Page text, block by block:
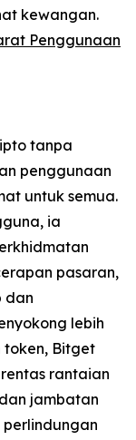
kewangan.
Penggunaan
tanpa
penggunaan
untuk semua.
ia
pasaran,
dan
lebih
Bitget
rantaian
jambatan
perlindungan